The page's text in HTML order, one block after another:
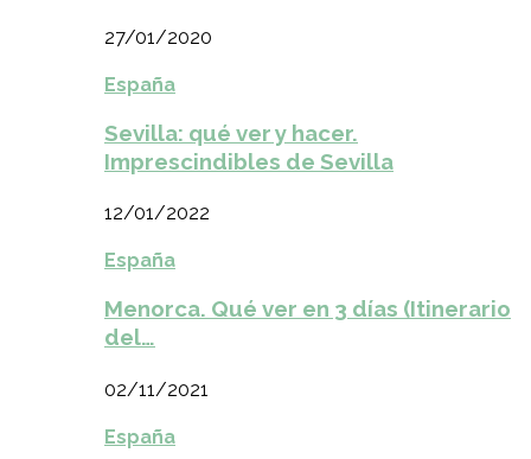
27/01/2020
España
Sevilla: qué ver y hacer.
Imprescindibles de Sevilla
12/01/2022
España
Menorca. Qué ver en 3 días (Itinerario
del…
02/11/2021
España